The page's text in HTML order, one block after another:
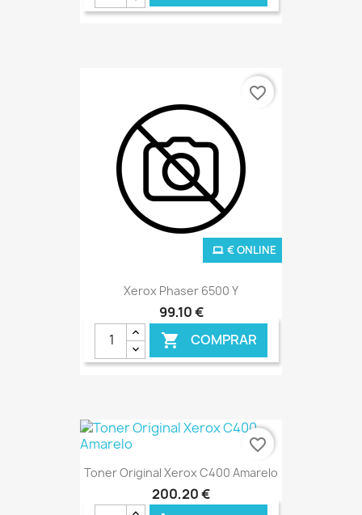
Xerox Phaser 6500 Y
99,10 €
 COMPRAR
€ ONLINE
favorite_border
Toner Original Xerox C400 Amarelo
200,20 €
favorite_border